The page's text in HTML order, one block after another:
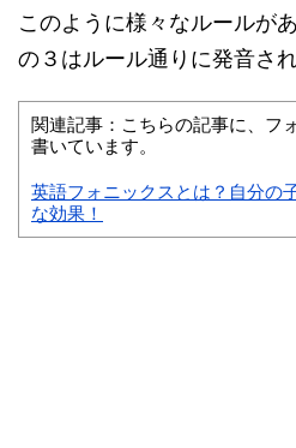
このように様々なルールが
の３はルール通りに発音さ
関連記事：こちらの記事に、フ
書いています。
英語フォニックスとは？自分の
な効果！